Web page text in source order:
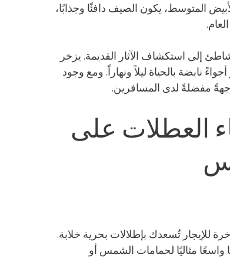
المتوسط، يكون الصيف دافئًا وجذابًا،
إلى استكشاف الآثار القديمة. يزخر
نابضة بالحياة ليلاً ونهاراً. ومع وجود
مفضلةً لدى المسافرين.
العطلات على
للإيجار تُسعدك بإطلالات بحرية خلابة.
مثاليًا لحمامات الشمس أو